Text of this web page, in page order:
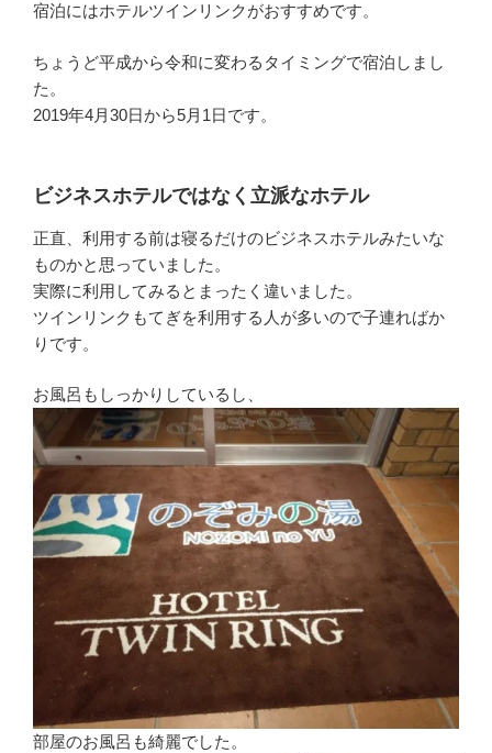
宿泊にはホテルツインリンクがおすすめです。
ちょうど平成から令和に変わるタイミングで宿泊しまし
た。
2019年4月30日から5月1日です。
ビジネスホテルではなく立派なホテル
正直、利用する前は寝るだけのビジネスホテルみたいな
ものかと思っていました。
実際に利用してみるとまったく違いました。
ツインリンクもてぎを利用する人が多いので子連ればか
りです。
お風呂もしっかりしているし、
部屋のお風呂も綺麗でした。